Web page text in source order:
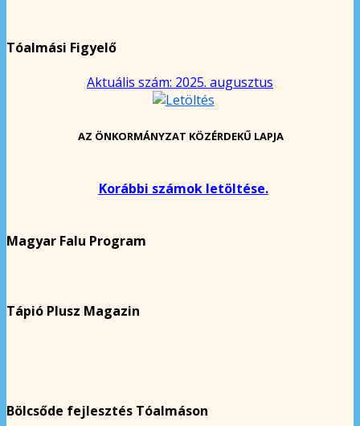
Tóalmási Figyelő
Aktuális szám: 2025. augusztus
AZ ÖNKORMÁNYZAT KÖZÉRDEKŰ LAPJA
Korábbi számok letöltése.
Magyar Falu Program
Tápió Plusz Magazin
Bölcsőde fejlesztés Tóalmáson